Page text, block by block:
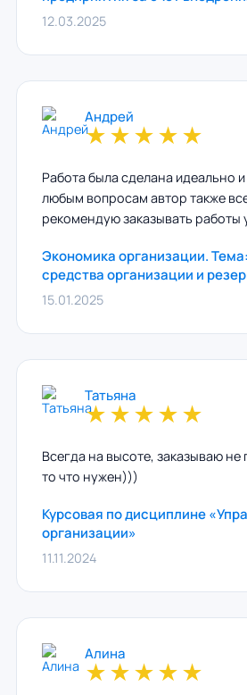
12.03.2025
Андрей
★★★★★
Работа была сделана идеально
любым вопросам автор также
рекомендую заказывать работы
Экономика организации.
средства организации и
15.01.2025
Татьяна
★★★★★
Всегда на высоте, заказываю не
то что нужен)))
Курсовая по дисциплине
организации»
11.11.2024
Алина
★★★★★